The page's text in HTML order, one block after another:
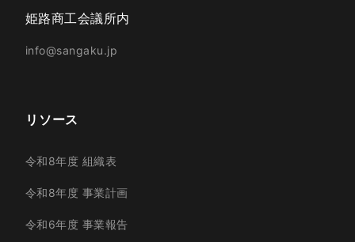
姫路商工会議所内
info@sangaku.jp
リソース
令和8年度 組織表
令和8年度 事業計画
令和6年度 事業報告